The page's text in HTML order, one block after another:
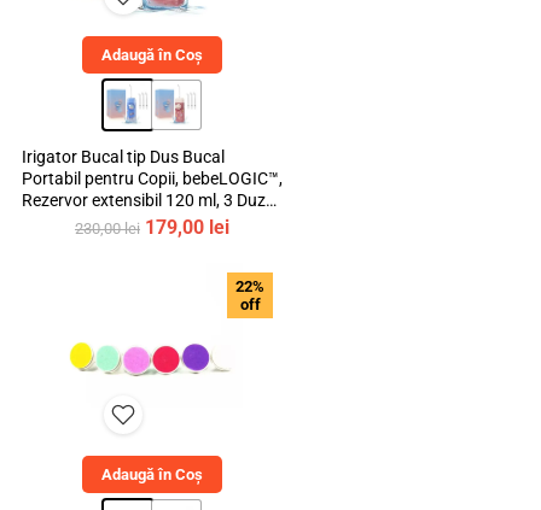
Adaugă în Coș
Irigator Bucal tip Dus Bucal
Portabil pentru Copii, bebeLOGIC™,
Rezervor extensibil 120 ml, 3 Duze
Incluse, Materiale Non-Toxice
230,00lei Prețul
230,00 lei.
179,00 leiPrețul
este:
179,00 lei.
22%
off
Adaugă în Coș